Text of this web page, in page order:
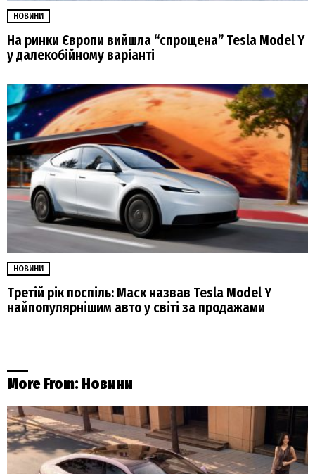
НОВИНИ
На ринки Європи вийшла “спрощена” Tesla Model Y
у далекобійному варіанті
НОВИНИ
Третій рік поспіль: Маск назвав Tesla Model Y
найпопулярнішим авто у світі за продажами
More From: Новини